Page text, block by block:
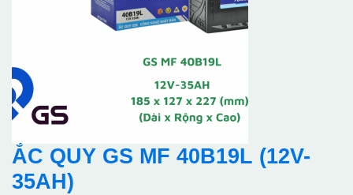
ẮC QUY GS MF 40B19L (12V-
35AH)